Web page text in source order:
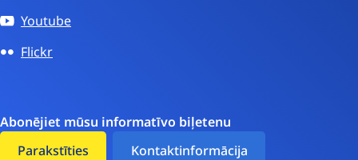
Youtube
Flickr
Abonējiet mūsu informatīvo biļetenu
Parakstīties
Kontaktinformācija